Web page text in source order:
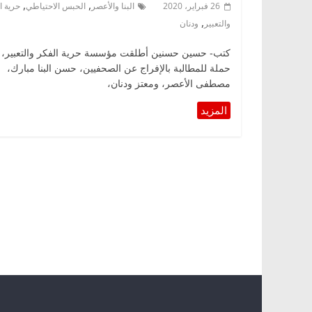
26 فبراير، 2020 البنا والأعصر , الحبس الاحتياطي, حرية
والتعبير , ودنان
كتب- حسين حسنين أطلقت مؤسسة حرية الفكر والتعبير،
حملة للمطالبة بالإفراج عن الصحفيين، حسن البنا مبارك،
مصطفى الأعصر، ومعتز ودنان،